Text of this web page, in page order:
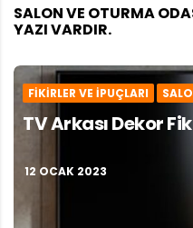
SALON VE OTURMA
YAZI VARDIR.
FIKIRLER VE İPUÇLARI
TV Arkası Dekor
12 OCAK 2023